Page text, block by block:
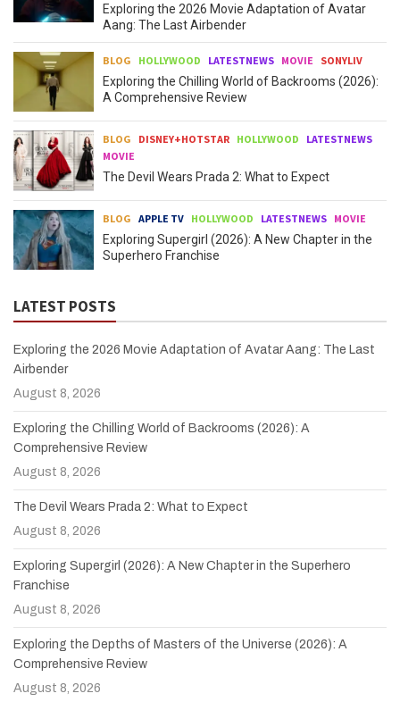
Exploring the 2026 Movie Adaptation of Avatar
Aang: The Last Airbender
BLOG HOLLYWOOD LATESTNEWS MOVIE SONYLIV
Exploring the Chilling World of Backrooms (2026):
A Comprehensive Review
BLOG DISNEY+HOTSTAR HOLLYWOOD
LATESTNEWS
MOVIE
The Devil Wears Prada 2: What to Expect
BLOG APPLE TV HOLLYWOOD LATESTNEWS MOVIE
Exploring Supergirl (2026): A New Chapter in the
Superhero Franchise
LATEST POSTS
Exploring the 2026 Movie Adaptation of Avatar Aang: The Last
Airbender
August 8, 2026
Exploring the Chilling World of Backrooms (2026): A
Comprehensive Review
August 8, 2026
The Devil Wears Prada 2: What to Expect
August 8, 2026
Exploring Supergirl (2026): A New Chapter in the Superhero
Franchise
August 8, 2026
Exploring the Depths of Masters of the Universe (2026): A
Comprehensive Review
August 8, 2026